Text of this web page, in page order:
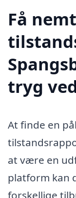
Få
tryg
At finde en
at være en
platform kan
forskellige